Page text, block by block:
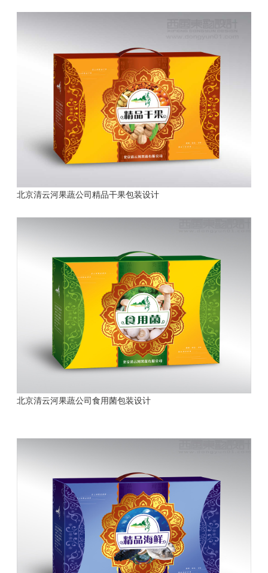
北京清云河果蔬公司精品干果包装设计
北京清云河果蔬公司食用菌包装设计